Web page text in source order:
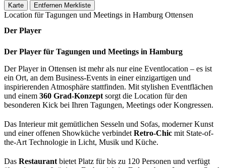
Karte Entfernen Merkliste
Location für Tagungen und Meetings in Hamburg Ottensen
Der Player
Der Player für Tagungen und Meetings in Hamburg
Der Player in Ottensen ist mehr als nur eine Eventlocation – es ist
ein Ort, an dem Business-Events in einer einzigartigen und
inspirierenden Atmosphäre stattfinden. Mit stylishen Eventflächen
und einem 360 Grad-Konzept sorgt die Location für den
besonderen Kick bei Ihren Tagungen, Meetings oder Kongressen.
Das Interieur mit gemütlichen Sesseln und Sofas, moderner Kunst
und einer offenen Showküche verbindet Retro-Chic mit State-of-
the-Art Technologie in Licht, Musik und Küche.
Das Restaurant bietet Platz für bis zu 120 Personen und verfügt